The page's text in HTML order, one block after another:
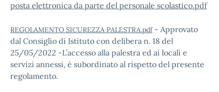
posta elettronica da parte del personale scolastico.pdf
REGOLAMENTO SICUREZZA PALESTRA.pdf - Approvato
dal Consiglio di Istituto con delibera n. 18 del
25/05/2022 -L’accesso alla palestra ed ai locali e
servizi annessi, è subordinato al rispetto del presente
regolamento.